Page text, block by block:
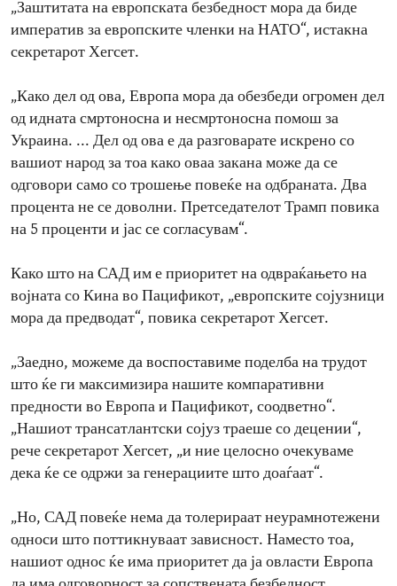
„Заштитата на европската безбедност мора да биде
императив за европските членки на НАТО“, истакна
секретарот Хегсет.
„Како дел од ова, Европа мора да обезбеди огромен дел
од идната смртоносна и несмртоносна помош за
Украина. ... Дел од ова е да разговарате искрено со
вашиот народ за тоа како оваа закана може да се
одговори само со трошење повеќе на одбраната. Два
процента не се доволни. Претседателот Трамп повика
на 5 проценти и јас се согласувам“.
Како што на САД им е приоритет на одвраќањето на
војната со Кина во Пацификот, „европските сојузници
мора да предводат“, повика секретарот Хегсет.
„Заедно, можеме да воспоставиме поделба на трудот
што ќе ги максимизира нашите компаративни
предности во Европа и Пацификот, соодветно“.
„Нашиот трансатлантски сојуз траеше со децении“,
рече секретарот Хегсет, „и ние целосно очекуваме
дека ќе се одржи за генерациите што доаѓаат“.
„Но, САД повеќе нема да толерираат неурамнотежени
односи што поттикнуваат зависност. Наместо тоа,
нашиот однос ќе има приоритет да ја овласти Европа